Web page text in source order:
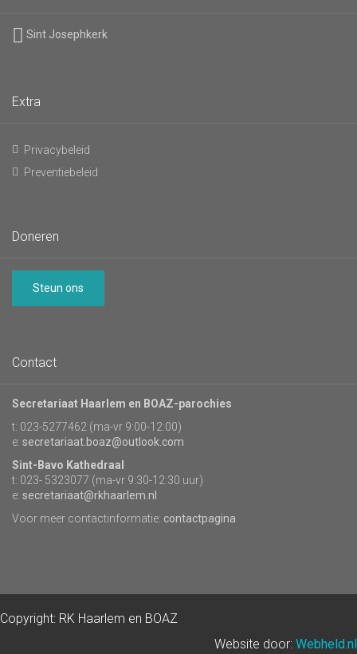
Sint Josephkerk
Extra
Privacybeleid
Preventiebeleid
Doneren
Steun ons
Contact
Secretariaat Haarlem en BOAZ-parochies
t: 023-5277462 (ma-vr 9:00-12:00)
e: secretariaat.boaz@outlook.com
Sint-Bavo Kathedraal
t: 023- 5323077 (ma-vr 9:30-12:30 uur)
e: secretariaat@rkhaarlem.nl
Voor meer contactinformatie: contactpagina
Copyright: RK Haarlem en BOAZ
Website door: Webheld.nl